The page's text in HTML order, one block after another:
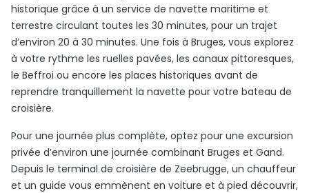
historique grâce à un service de navette maritime et
terrestre circulant toutes les 30 minutes, pour un trajet
d’environ 20 à 30 minutes. Une fois à Bruges, vous explorez
à votre rythme les ruelles pavées, les canaux pittoresques,
le Beffroi ou encore les places historiques avant de
reprendre tranquillement la navette pour votre bateau de
croisière.
Pour une journée plus complète, optez pour une excursion
privée d’environ une journée combinant Bruges et Gand.
Depuis le terminal de croisière de Zeebrugge, un chauffeur
et un guide vous emmènent en voiture et à pied découvrir,